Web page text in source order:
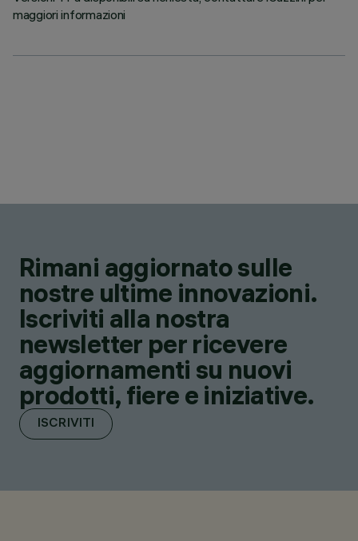
maggiori informazioni
Rimani aggiornato sulle
nostre ultime innovazioni.
Iscriviti alla nostra
newsletter per ricevere
aggiornamenti su nuovi
prodotti, fiere e iniziative.
ISCRIVITI